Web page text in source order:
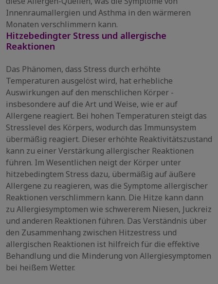
Innenraumallergien und Asthma in den wärmeren
Monaten verschlimmern kann.
Hitzebedingter Stress und allergische
Reaktionen
Das Phänomen, dass Stress durch erhöhte
Temperaturen ausgelöst wird, hat erhebliche
Auswirkungen auf den menschlichen Körper -
insbesondere auf die Art und Weise, wie er auf
Allergene reagiert. Bei hohen Temperaturen steigt das
Stresslevel des Körpers, wodurch das Immunsystem
übermäßig reagiert. Dieser erhöhte Reaktivitätszustand
kann zu einer Verstärkung allergischer Reaktionen
führen. Im Wesentlichen neigt der Körper unter
hitzebedingtem Stress dazu, übermäßig auf äußere
Allergene zu reagieren, was die Symptome allergischer
Reaktionen verschlimmern kann. Die Hitze kann dann
zu Allergiesymptomen wie schwererem Niesen, Juckreiz
und anderen Reaktionen führen. Das Verständnis über
den Zusammenhang zwischen Hitzestress und
allergischen Reaktionen ist hilfreich für die effektive
Behandlung und die Minderung von Allergiesymptomen
bei heißem Wetter.